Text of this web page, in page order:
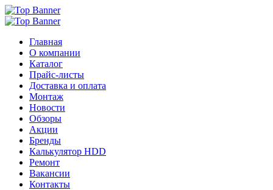
Главная
О компании
Каталог
Прайс-листы
Доставка и оплата
Монтаж
Новости
Обзоры
Акции
Бренды
Калькулятор HDD
Ремонт
Вакансии
Контакты